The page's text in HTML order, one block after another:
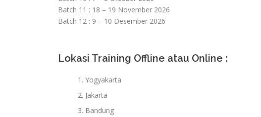
Batch 11 : 18 – 19 November 2026
Batch 12 : 9 – 10 Desember 2026
Lokasi Training Offline atau Online :
Yogyakarta
Jakarta
Bandung